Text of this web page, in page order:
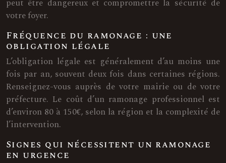
peut être dangereux et compromettre la sécurité de
votre foyer.
Fréquence du ramonage : une
obligation légale
L’obligation légale est généralement d’au moins une
fois par an, souvent deux fois dans certaines régions.
Renseignez-vous auprès de votre mairie ou de votre
préfecture. Le coût d’un ramonage professionnel est
d’environ 80 à 150€, selon la région et la complexité de
l’intervention.
Signes qui nécessitent un ramonage
en urgence